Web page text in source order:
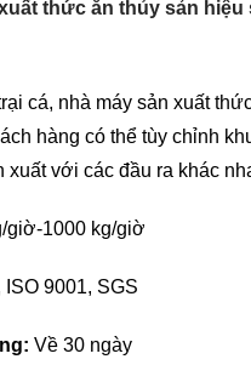
thức ăn thủy sản hiệu
cá, nhà máy sản xuất
hàng có thể tùy chỉnh
xuất với các đầu ra khác
giờ-1000 kg/giờ
ISO 9001, SGS
Về 30 ngày